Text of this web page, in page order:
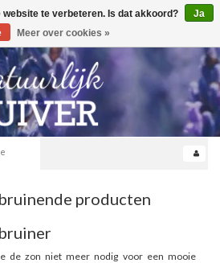
0
producten
de zon niet meer nodig voor een mooie
te verbeteren. Is dat akkoord?
Ja
Meer over cookies »